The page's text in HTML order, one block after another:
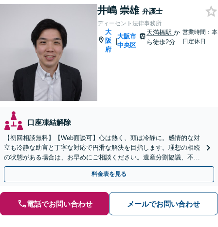
井嶋 崇雄 弁護士
ディーセント法律事務所
大
阪
府
|
大阪市
中央区
天満橋駅か
ら徒歩2分
営業時間：本
日定休日
口座凍結解除
【初回相談無料】【Web面談可】心は熱く、頭は冷静に。感情的な対
立も冷静な助言と丁寧な対応で円滑な解決を目指します。理想の相続
の状態がある場合は、お早めにご相談ください。遺産分割協議、不動
産相続、遺留分など【休日・夜間面談可】【北浜駅1分】
料金表を見る
電話でお問い合わせ メールでお問い合わせ